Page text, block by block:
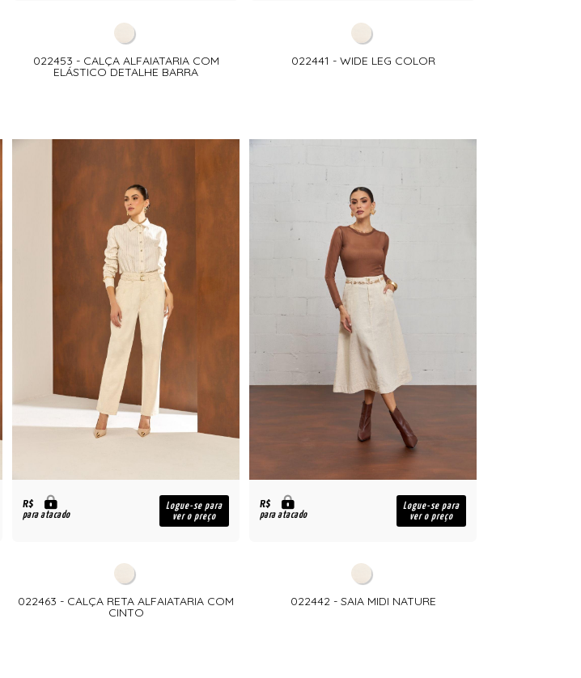
022453 - CALÇA ALFAIATARIA COM
ELÁSTICO DETALHE BARRA
022441 - WIDE LEG COLOR
R$
para atacado
Logue-se para
ver o preço
022463 - CALÇA RETA ALFAIATARIA COM
CINTO
R$
para atacado
Logue-se para
ver o preço
022442 - SAIA MIDI NATURE